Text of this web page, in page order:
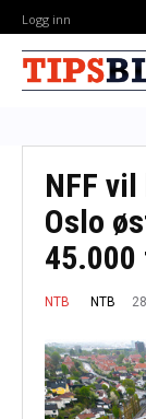
Logg inn
NFF
Oslo
NTB NTB